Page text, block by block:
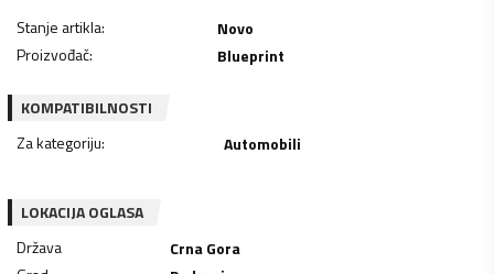
Stanje artikla:
Novo
Proizvođač: Blueprint
KOMPATIBILNOSTI
Za kategoriju: Automobili
LOKACIJA OGLASA
Država
Crna Gora